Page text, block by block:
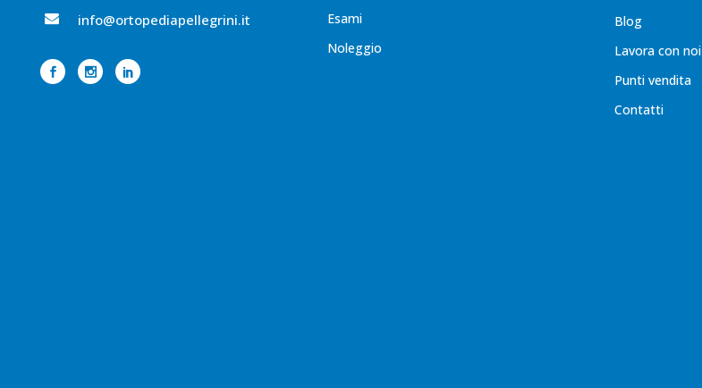
info@ortopediapellegrini.it
Esami
Noleggio
Blog
Lavora con noi
Punti vendita
Contatti